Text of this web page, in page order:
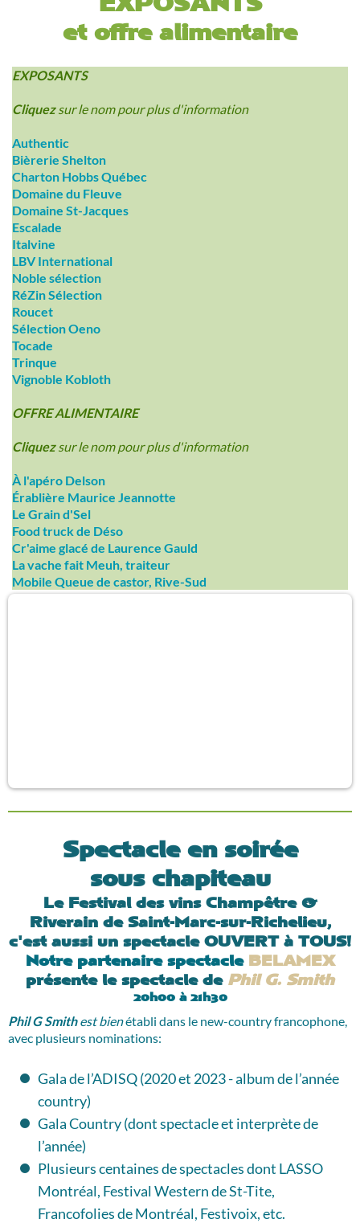
et offre alimentaire
EXPOSANTS
Cliquezsur le nom pour plus d'information
Authentic
Bièrerie Shelton
Charton Hobbs Québec
Domaine du Fleuve
Domaine St-Jacques
Escalade
Italvine
LBV International
Noble sélection
RéZin Sélection
Roucet
Sélection Oeno
Tocade
Trinque
Vignoble Kobloth
OFFRE ALIMENTAIRE
Cliquezsur le nom pour plus d'information
À l'apéro Delson
Érablière Maurice Jeannotte
Le Grain d'Sel
Food truck de Déso
Cr'aime glacé de Laurence Gauld
La vache fait Meuh, traiteur
Mobile Queue de castor, Rive-Sud
Spectacle en soirée
sous chapiteau
Le Festival des vins Champêtre &
Riverain de Saint-Marc-sur-Richelieu,
c'est aussi un spectacle OUVERT à TOUS!
Notre partenaire spectacle BELAMEX
présente le spectacle de Phil G. Smith
20h00 à 21h30
Phil G Smithest bienétabli dans le new-country francophone,
avec plusieurs nominations:
Gala de l’ADISQ (2020 et 2023 - album de l’année
country)
Gala Country (dont spectacle et interprète de
l’année)
Plusieurs centaines de spectacles dont LASSO
Montréal, Festival Western de St-Tite,
Francofolies de Montréal, Festivoix, etc.